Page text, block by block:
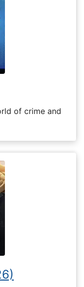
of crime and